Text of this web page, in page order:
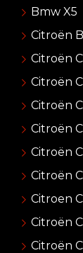
Bmw X5
Citroën
Citroën
Citroën
Citroën
Citroën
Citroën
Citroën
Citroen
Citroën
Citroën